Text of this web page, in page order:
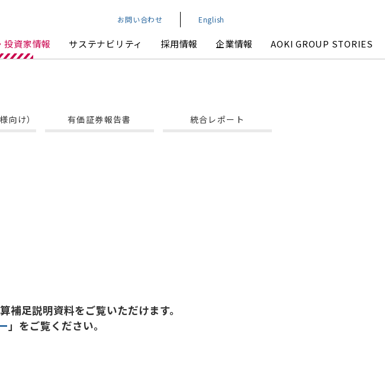
向け） 有価証券報告書 統合レポート
足説明資料をご覧いただけます。
」をご覧ください。
お問い合わせ English
投資家情報 サステナビリティ 採用情報 企業情報 AOKI GROUP STORIES